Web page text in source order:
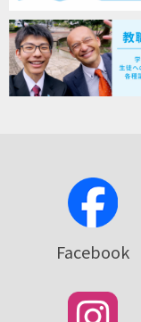
Facebook